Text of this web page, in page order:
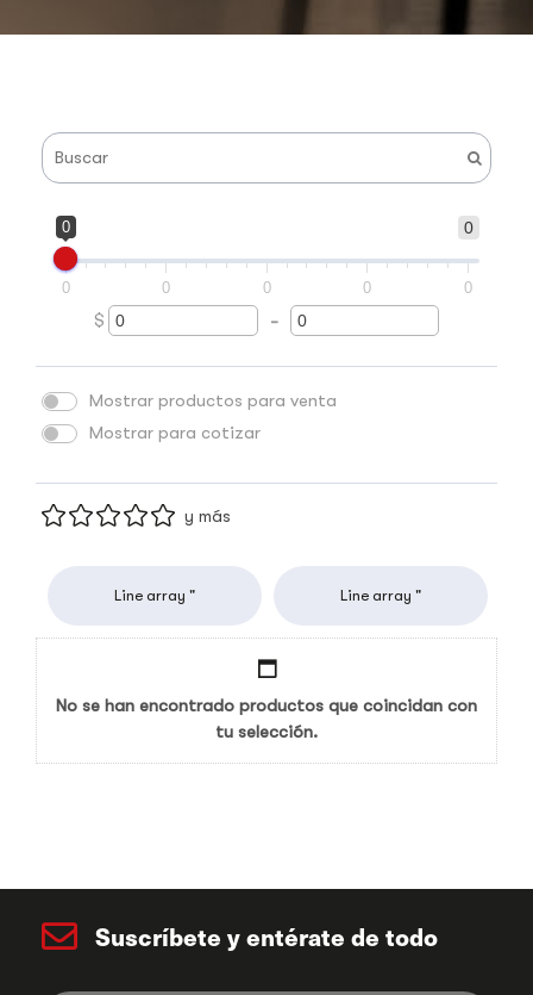
0
0
0 0 0 0 0
$
Minimum Price
-
Maximum Price
Mostrar productos para venta
Mostrar para cotizar
y más
No se han encontrado productos que coincidan con
tu selección.
Line array " Line array "
Suscríbete y entérate de todo